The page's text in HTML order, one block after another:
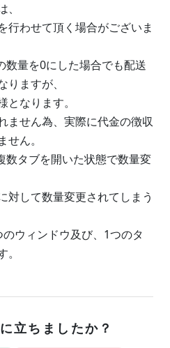
行わせて頂く場合がございま
量を0にした場合でも配送
ますが、
なります。
ません為、実際に代金の徴収
ん。
タブを開いた状態で数量変
対して数量変更されてしまう
ウィンドウ及び、1つのタ
立ちましたか？